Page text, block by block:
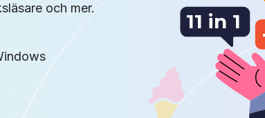
och mer.
11 in 1